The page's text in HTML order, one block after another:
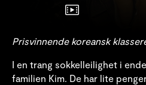
Prisvinnende koreansk
I en trang sokkelleilighet i
familien Kim. De har lite